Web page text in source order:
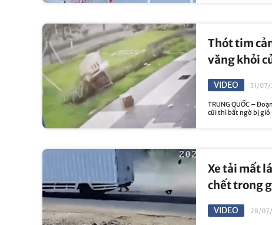
Thót tim
văng khỏi
VIDEO 31/07/
TRUNG QUỐC –
cũi thì bất ngờ bị gió
Xe tải mất
chết trong
VIDEO 28/